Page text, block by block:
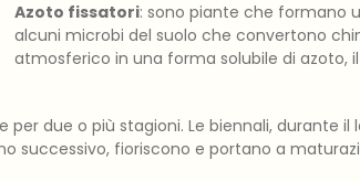
Azoto fissatori: sono piante che formano
alcuni microbi del suolo che convertono
atmosferico in una forma solubile di azoto,
per due o più stagioni. Le biennali, durante il
successivo, fioriscono e portano a